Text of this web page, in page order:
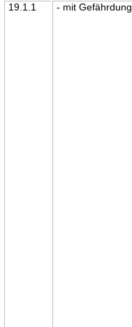
19.1.1 - mit Gefährdung